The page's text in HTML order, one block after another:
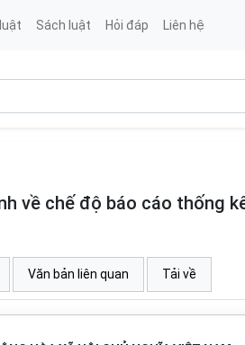
Sách luật Hỏi đáp Liên hệ
về chế độ báo cáo thống
Văn bản liên quan Tải về